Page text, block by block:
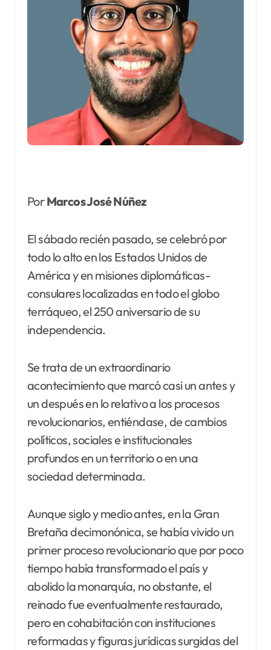
PorMarcos José Núñez
El sábado recién pasado, se celebró por
todo lo alto en los Estados Unidos de
América y en misiones diplomáticas-
consulares localizadas en todo el globo
terráqueo, el 250 aniversario de su
independencia.
Se trata de un extraordinario
acontecimiento que marcó casi un antes y
un después en lo relativo a los procesos
revolucionarios, entiéndase, de cambios
políticos, sociales e institucionales
profundos en un territorio o en una
sociedad determinada.
Aunque siglo y medio antes, en la Gran
Bretaña decimonónica, se había vivido un
primer proceso revolucionario que por poco
tiempo había transformado el país y
abolido la monarquía, no obstante, el
reinado fue eventualmente restaurado,
pero en cohabitación con instituciones
reformadas y figuras jurídicas surgidas del